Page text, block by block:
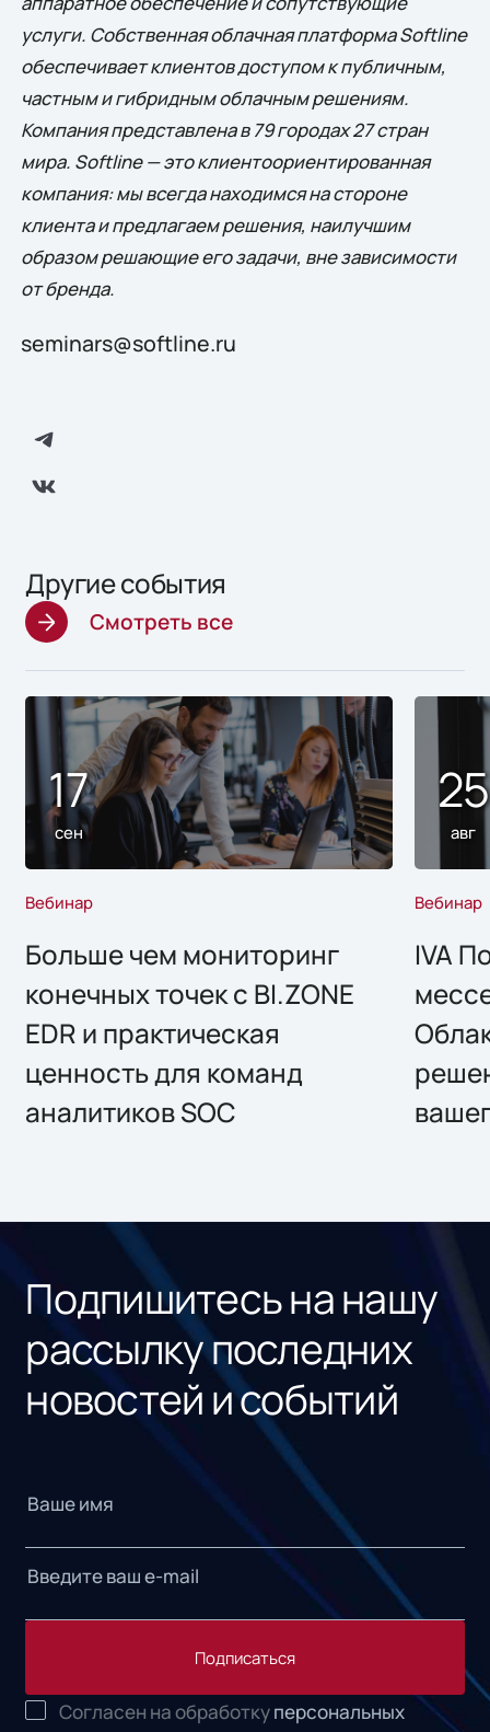
услуги. Собственная облачная платформа Softline
обеспечивает клиентов доступом к публичным,
частным и гибридным облачным решениям.
Компания представлена в 79 городах 27 стран
мира. Softline — это клиентоориентированная
компания: мы всегда находимся на стороне
клиента и предлагаем решения, наилучшим
образом решающие eго задачи, вне зависимости
от бренда.
seminars@softline.ru
Другие события
Смотреть все
17
сен
Вебинар
Больше чем мониторинг
конечных точек с BI.ZONE
EDR и практическая
ценность для команд
аналитиков SOC
25
авг
Вебинар
IVA
Подпишитесь на нашу
рассылку последних
новостей и событий
Подписаться
Согласен на обработкуперсональных